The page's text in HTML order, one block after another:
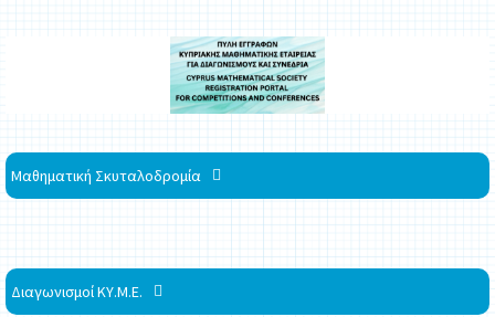
Μαθηματική Σκυταλοδρομία
Διαγωνισμοί ΚΥ.Μ.Ε.